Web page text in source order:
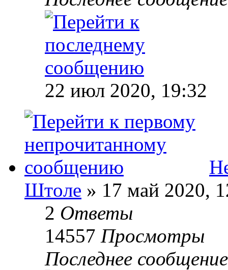
22 июл 2020, 19:32
Штoле » 17 май 2020,
2 Ответы
14557 Просмотры
Последнее